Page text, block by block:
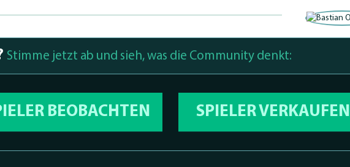
Stimme jetzt ab und sieh, was die Community denkt:
BEOBACHTEN SPIELER VERKAUFEN